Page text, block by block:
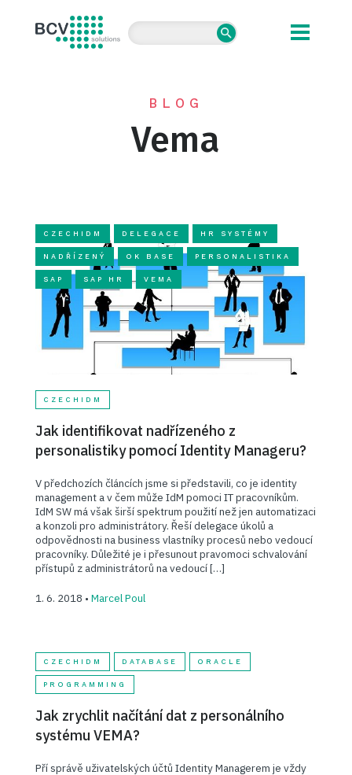
BCV solutions s.r.o.
BLOG
Vema
CZECHIDM DELEGACE HR SYSTÉMY
NADŘÍZENÝ OK BASE PERSONALISTIKA
SAP SAP HR VEMA
CZECHIDM
Jak identifikovat nadřízeného z
personalistiky pomocí Identity Manageru?
V předchozích článcích jsme si představili, co je identity
management a v čem může IdM pomoci IT pracovníkům.
IdM SW má však širší spektrum použití než jen automatizaci
a konzoli pro administrátory. Řeší delegace úkolů a
odpovědnosti na business vlastníky procesů nebo vedoucí
pracovníky. Důležité je i přesunout pravomoci schvalování
přístupů z administrátorů na vedoucí […]
1. 6. 2018 • Marcel Poul
CZECHIDM DATABASE ORACLE
PROGRAMMING
Jak zrychlit načítání dat z personálního
systému VEMA?
Pří správě uživatelských účtů Identity Managerem je vždy